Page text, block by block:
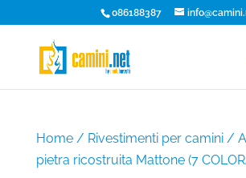
086188387
Home/ Rivestimenti per camini/
pietra ricostruita Mattone (7